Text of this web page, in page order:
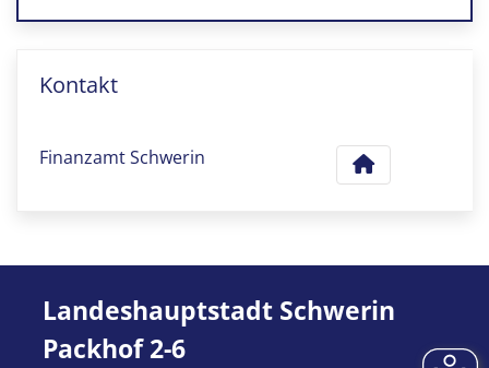
Kontakt
Finanzamt Schwerin
Landeshauptstadt Schwerin
Packhof 2-6